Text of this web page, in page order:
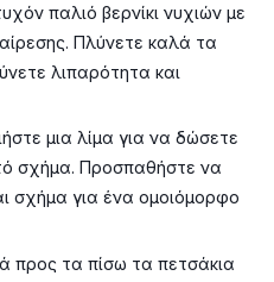
παλιό βερνίκι νυχιών με
Πλύνετε καλά τα
λιπαρότητα και
μια λίμα για να δώσετε
σχήμα. Προσπαθήστε να
σχήμα για ένα ομοιόμορφο
προς τα πίσω τα πετσάκια